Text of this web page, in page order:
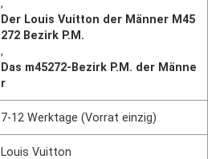
,
Der Louis Vuitton der Männer M45
272 Bezirk P.M.
,
Das m45272-Bezirk P.M. der Männe
r
7-12 Werktage (Vorrat einzig)
Louis Vuitton